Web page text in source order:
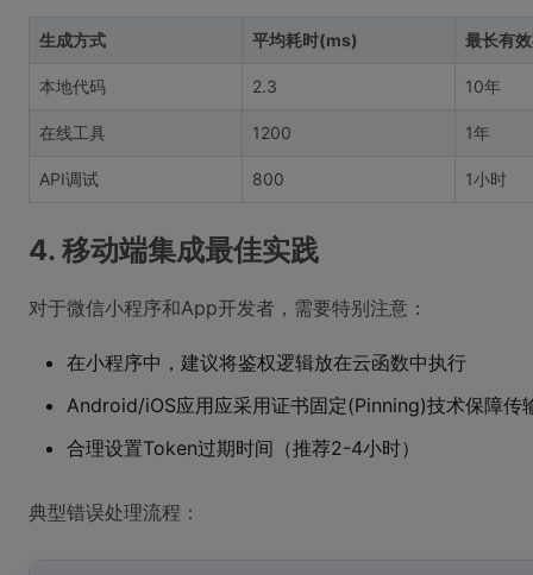
生成方式 平均耗时(ms) 最长有
本地代码 2.3 10年
在线工具 1200 1年
API调试 800 1小时
4. 移动端集成最佳实践
对于微信小程序和App开发者，需要特别注意：
在小程序中，建议将鉴权逻辑放在云函数中执行
Android/iOS应用应采用证书固定(Pinning)技术保障传
合理设置Token过期时间（推荐2-4小时）
典型错误处理流程：